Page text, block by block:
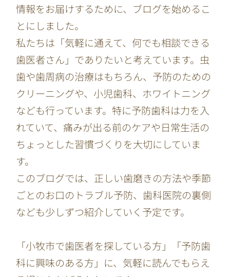
情報をお届けするために、ブログを始めるこ
とにしました。
私たちは「気軽に通えて、何でも相談できる
歯医者さん」でありたいと考えています。虫
歯や歯周病の治療はもちろん、予防のための
クリーニングや、小児歯科、ホワイトニング
なども行っています。特に予防歯科は力を入
れていて、痛みが出る前のケアや日常生活の
ちょっとした習慣づくりを大切にしていま
す。
このブログでは、正しい歯磨きの方法や季節
ごとのお口のトラブル予防、歯科医院の裏側
なども少しずつ紹介していく予定です。
「小牧市で歯医者を探している方」「予防歯
科に興味のある方」に、気軽に読んでもらえ